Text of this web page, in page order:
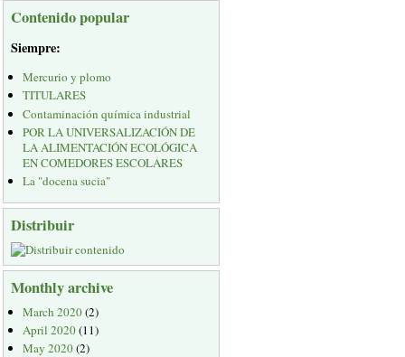
Contenido popular
Siempre:
Mercurio y plomo
TITULARES
Contaminación química industrial
POR LA UNIVERSALIZACIÓN DE
LA ALIMENTACIÓN ECOLÓGICA
EN COMEDORES ESCOLARES
La "docena sucia"
Distribuir
Monthly archive
March 2020(2)
April 2020(11)
May 2020(2)